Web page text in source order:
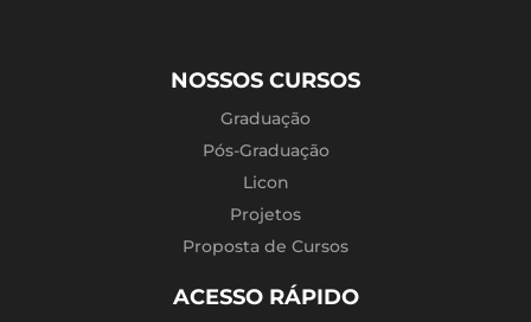
NOSSOS CURSOS
Graduação
Pós-Graduação
Licon
Projetos
Proposta de Cursos
ACESSO RÁPIDO